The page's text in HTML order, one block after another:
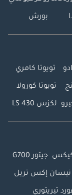
بورش
تويوتا كامري
تويوتا كورولا
لكزس LS 430
جيتور G700
نيسان إكس تريل
تيريتوري